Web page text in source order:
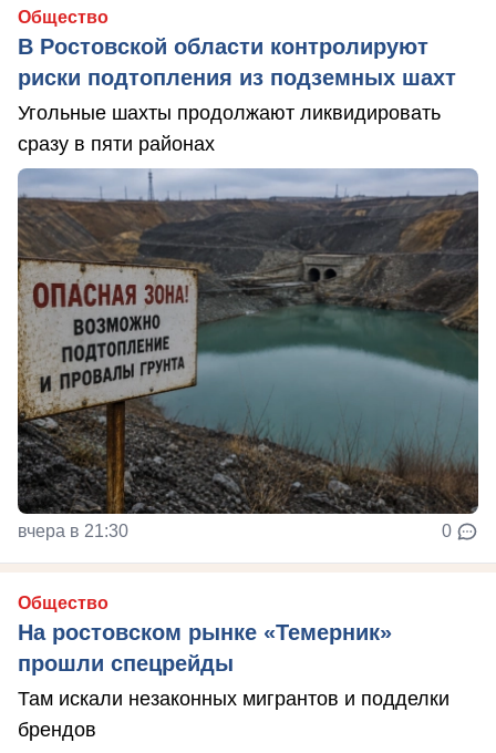
Общество
В Ростовской области контролируют
риски подтопления из подземных шахт
Угольные шахты продолжают ликвидировать
сразу в пяти районах
вчера в 21:30 0
Общество
На ростовском рынке «Темерник»
прошли спецрейды
Там искали незаконных мигрантов и подделки
брендов